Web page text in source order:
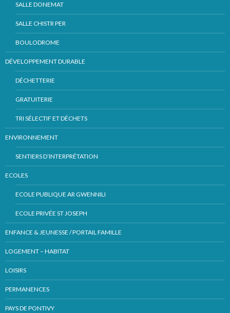
SALLE DONEMAT
SALLE CHISTR PER
BOULODROME
DÉVELOPPEMENT DURABLE
DÉCHETTERIE
GRATUITERIE
TRI SÉLECTIF ET DÉCHETS
ENVIRONNEMENT
SENTIERS D’INTERPRÉTATION
ECOLES
ECOLE PUBLIQUE AR GWENNILI
ECOLE PRIVÉE ST JOSEPH
ENFANCE & JEUNESSE / PORTAIL FAMILLE
LOGEMENT – HABITAT
LOISIRS
PERMANENCES
PAYS DE PONTIVY